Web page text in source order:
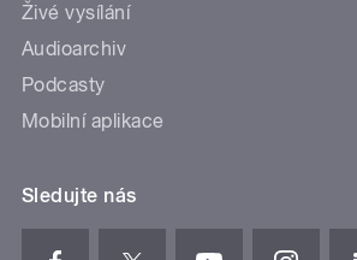
Živé vysílání
Audioarchiv
Podcasty
Mobilní aplikace
Sledujte nás